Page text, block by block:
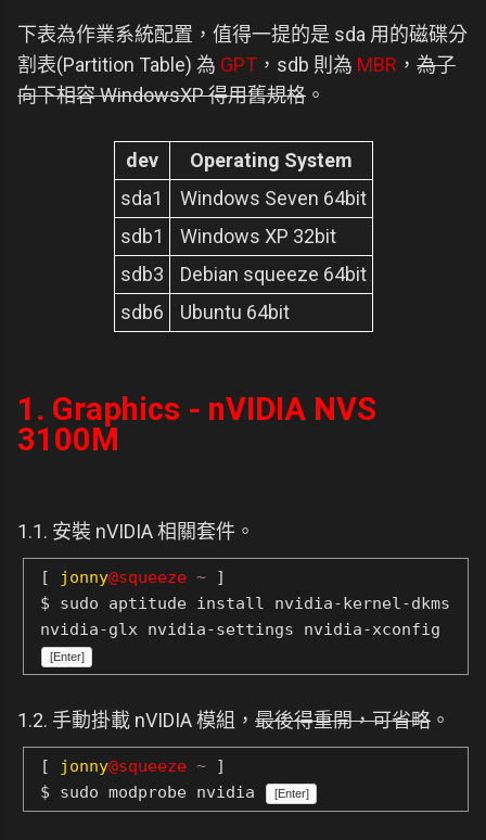
下表為作業系統配置，值得一提的是 sda 用的磁碟分
割表(Partition Table) 為 GPT ，sdb 則為 MBR ， 為了
向下相容 WindowsXP 得用舊規格 。
dev
Operating System
sda1
Windows Seven 64bit
sdb1
Windows XP 32bit
sdb3
Debian squeeze 64bit
sdb6
Ubuntu 64bit
1. Graphics - nVIDIA NVS
3100M
1.1. 安裝 nVIDIA 相關套件。
[ jonny@squeeze ~ ]
$ sudo aptitude install nvidia-kernel-dkms
nvidia-glx nvidia-settings nvidia-xconfig
[Enter]
1.2. 手動掛載 nVIDIA 模組， 最後得重開，可省略 。
[ jonny@squeeze ~ ]
$ sudo modprobe nvidia
[Enter]